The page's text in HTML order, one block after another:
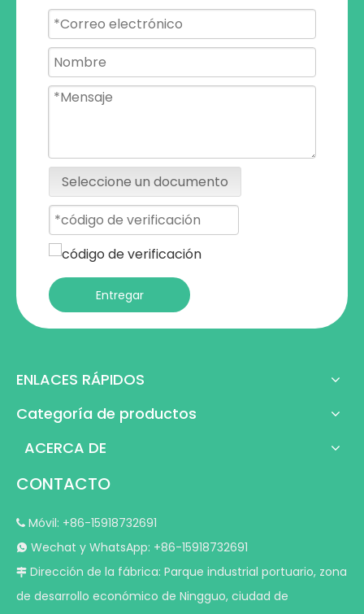
Seleccione un documento
Entregar
ENLACES RÁPIDOS
Categoría de productos
ACERCA DE
CONTACTO
 Móvil: +86-15918732691
 Wechat y WhatsApp: +86-15918732691
 Dirección de la fábrica: Parque industrial portuario, zona
de desarrollo económico de Ningguo, ciudad de